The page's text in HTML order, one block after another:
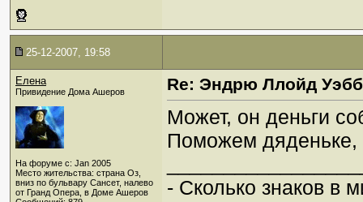
25-12-2007, 19:58
Елена
Привидение Дома Ашеров
На форуме с: Jan 2005
Место жительства: страна Оз,
вниз по бульвару Сансет, налево
от Гранд Опера, в Доме Ашеров
Re: Эндрю Ллойд
Может, он деньги
Поможем дяденьке,
- Сколько знаков в